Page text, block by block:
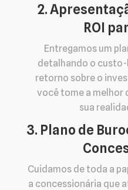
2.
ROI
Entregamos um
detalhando o
retorno sobre o
você tome a melhor
sua
3. Plano de
Cuidamos de toda a
a concessionária que